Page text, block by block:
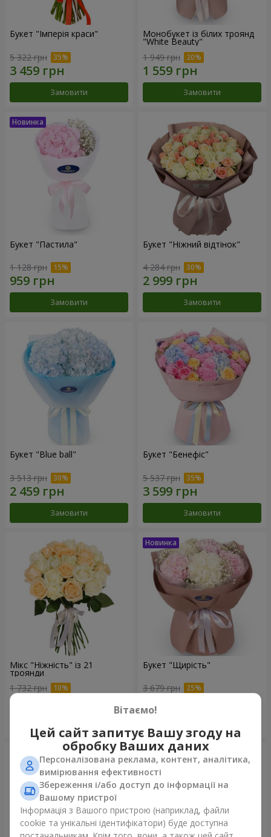
Букет "Імперія краси"
5 322 грн
Замовити
Монобукет із білих троянд
"White Beauty"
1 949 грн
Замовити
Букет "Пастила"
1 128 грн
Замовити
Букет "Ніжний відтінок"
4 284 грн
Замовити
Букет "Blue ball"
3 513 грн
Замовити
Букет "Бенефіс"
5 537 грн
Замовити
Мікс "Ніжність" із 21
троянди
1 732 грн
Букет "Щирість"
3 679 грн
Вітаємо!
Цей сайт запитує Вашу згоду на
обробку Ваших даних
Персоналізована реклама, контент, аналітика,
вимірювання ефективності
Збереження і/або доступ до інформації на
Вашому пристрої
Інформація з Вашого пристрою (наприклад, файли
cookie та унікальні ідентифікатори) буде доступна